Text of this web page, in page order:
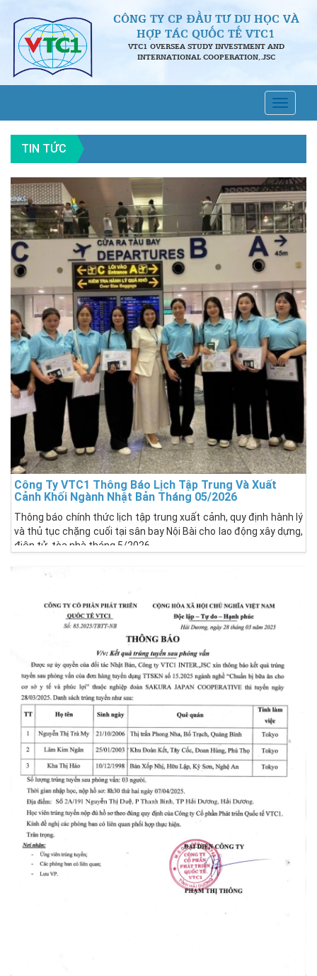
CÔNG TY CP ĐẦU TƯ DU HỌC VÀ
HỢP TÁC QUỐC TẾ VTC1
VTC1 OVERSEA STUDY INVESTMENT AND
INTERNATIONAL COOPERATION,.JSC
TIN TỨC
Công Ty VTC1 Thông Báo Lịch Tập Trung Và Xuất
Cảnh Khối Ngành Nhật Bản Tháng 05/2026
Thông báo chính thức lịch tập trung xuất cảnh, quy định hành lý
và thủ tục chặng cuối tại sân bay Nội Bài cho lao động xây dựng,
điện tử, tòa nhà tháng 5/2026.